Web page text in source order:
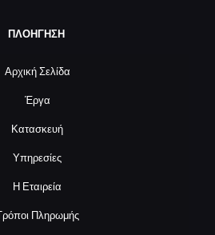
ΠΛΟΗΓΗΣΗ
Αρχική Σελίδα
Έργα
Κατασκευή
Υπηρεσίες
Η Εταιρεία
Πληρωμής